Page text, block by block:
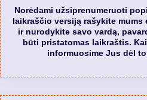
Norėdami užsiprenumeruoti
laikraščio versiją rašykite mums
ir nurodykite savo vardą,
būti pristatomas laikraštis.
informuosime Jus dėl